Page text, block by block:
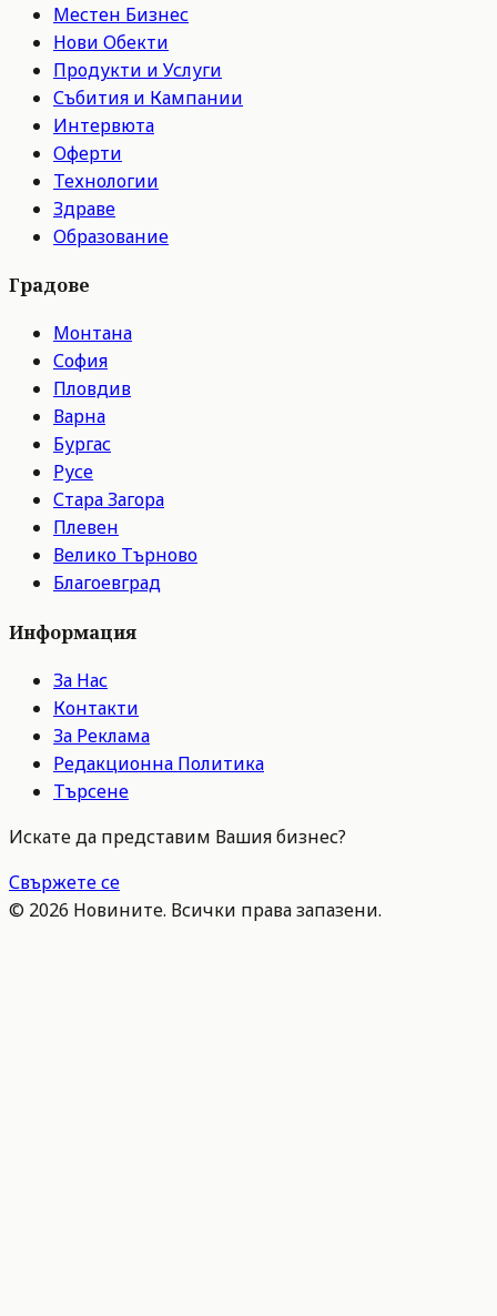
Местен Бизнес
Нови Обекти
Продукти и Услуги
Събития и Кампании
Интервюта
Оферти
Технологии
Здраве
Образование
Градове
Монтана
София
Пловдив
Варна
Бургас
Русе
Стара Загора
Плевен
Велико Търново
Благоевград
Информация
За Нас
Контакти
За Реклама
Редакционна Политика
Търсене
Искате да представим Вашия бизнес?
Свържете се
© 2026 Новините. Всички права запазени.